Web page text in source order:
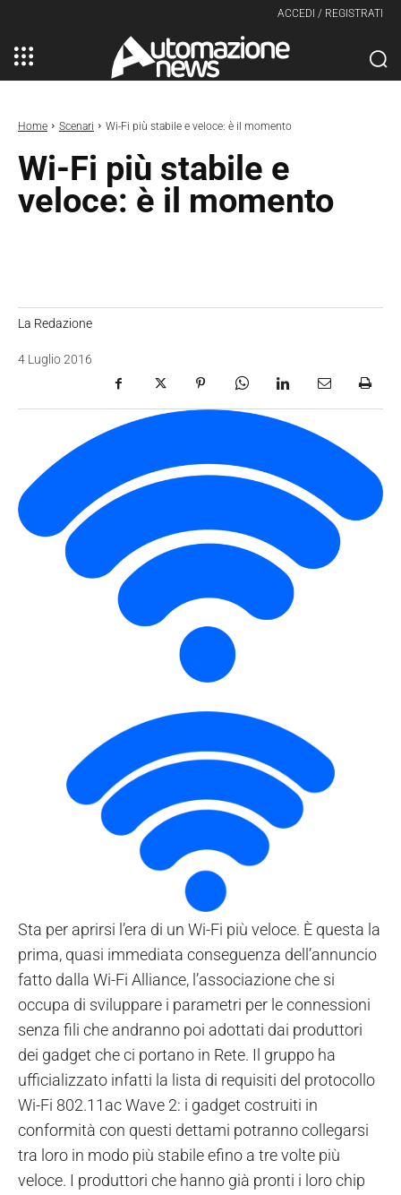
ACCEDI / REGISTRATI
Home Scenari Wi-Fi più stabile e veloce: è il momento
Wi-Fi più stabile e
veloce: è il momento
La Redazione
4 Luglio 2016
Sta per aprirsi l’era di un Wi-Fi più veloce. È questa la
prima, quasi immediata conseguenza dell’annuncio
fatto dalla Wi-Fi Alliance, l’associazione che si
occupa di sviluppare i parametri per le connessioni
senza fili che andranno poi adottati dai produttori
dei gadget che ci portano in Rete. Il gruppo ha
ufficializzato infatti la lista di requisiti del protocollo
Wi-Fi 802.11ac Wave 2: i gadget costruiti in
conformità con questi dettami potranno collegarsi
tra loro in modo più stabile efino a tre volte più
veloce. I produttori che hanno già pronti i loro chip